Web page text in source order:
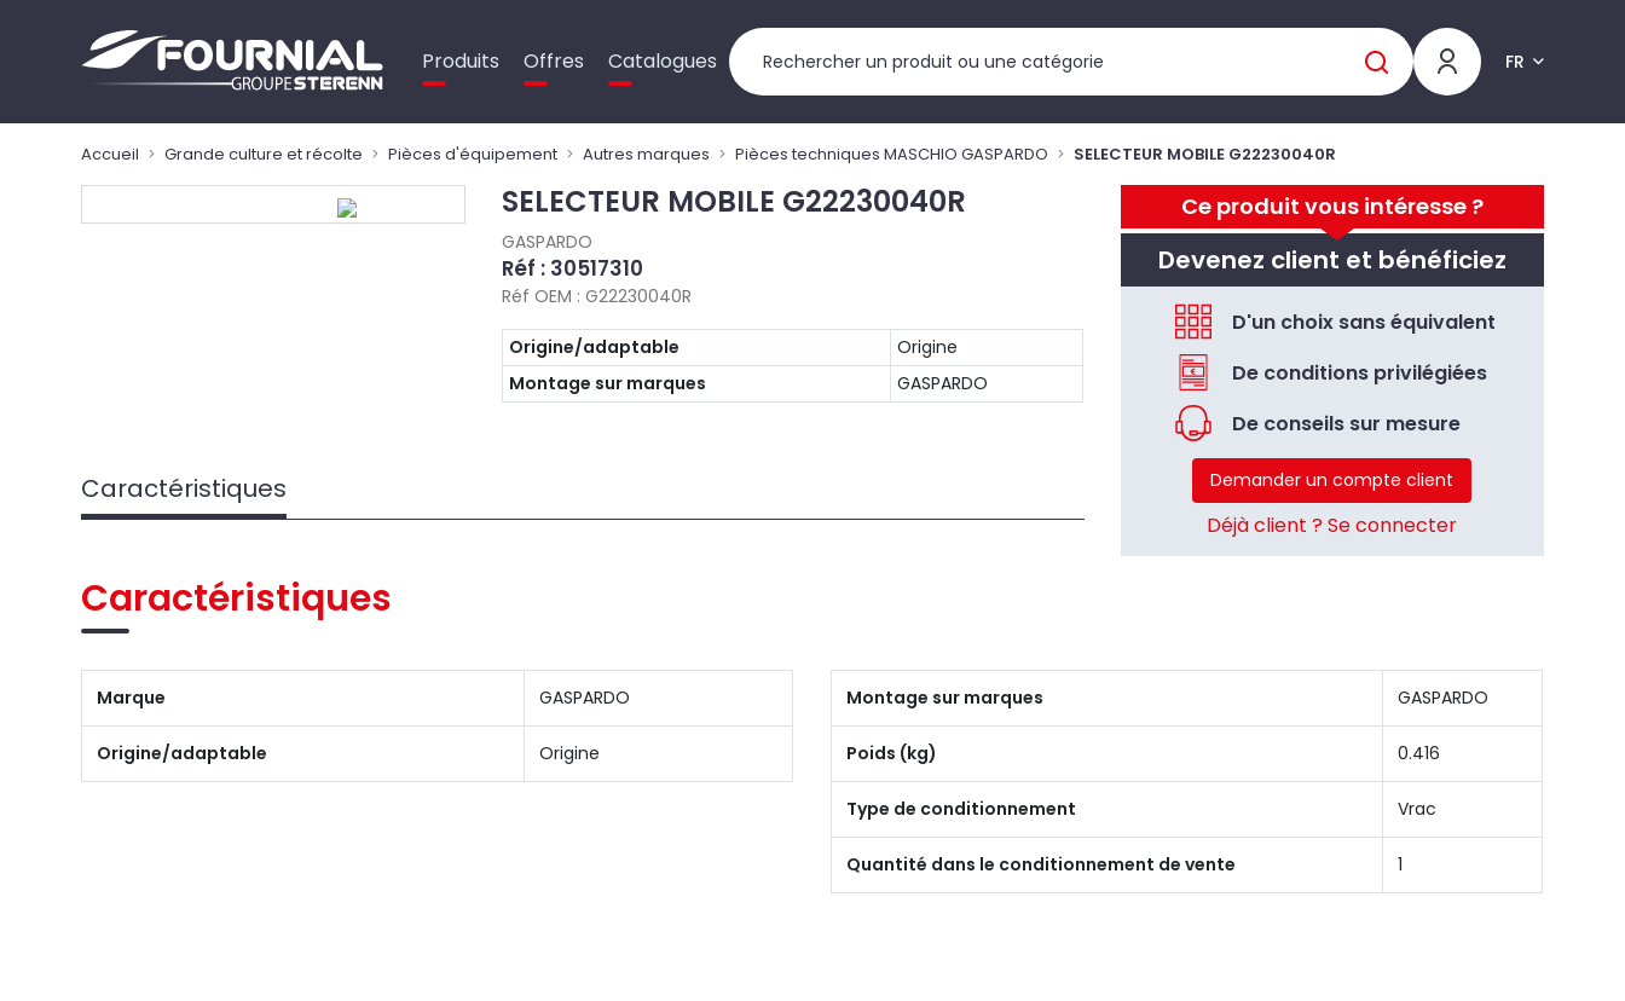
Produits Offres Catalogues FR
Accueil Grande culture et récolte Pièces d'équipement Autres marques Pièces techniques MASCHIO GASPARDO SELECTEUR MOBILE G22230040R
Ce produit vous intéresse ?
Devenez client et bénéficiez
D'un choix sans équivalent
De conditions privilégiées
De conseils sur mesure
Demander un compte client
Déjà client ? Se connecter
SELECTEUR MOBILE G22230040R
GASPARDO
Réf : 30517310
Réf OEM : G22230040R
Origine/adaptable
Origine
Montage sur marques
GASPARDO
Caractéristiques
Caractéristiques
Marque GASPARDO
Origine/adaptable Origine
Montage sur marques GASPARDO
Poids (kg) 0.416
Type de conditionnement Vrac
Quantité dans le conditionnement de vente 1